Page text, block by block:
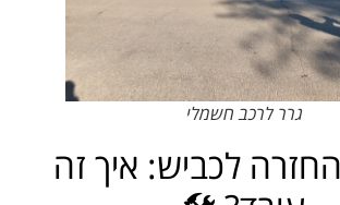
גרר לרכב חשמלי
לכביש: איך זה